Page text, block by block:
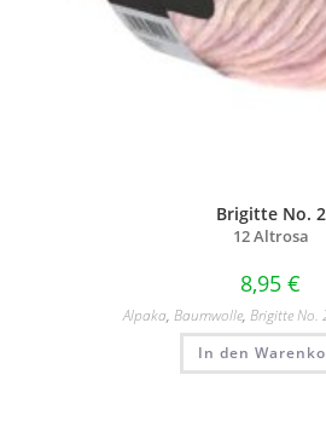
Brigitte No. 2
12 Altrosa
8,95 €
Alpaka, Baumwolle, Brigitte No.
In den